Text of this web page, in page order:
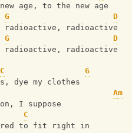
age, to the new age
G
D
radioactive, radioactive
G
D
radioactive, radioactive
C
G
dye my clothes
Am
I suppose
C
to fit right in